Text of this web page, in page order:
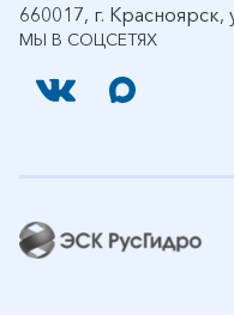
МЫ В СОЦСЕТЯХ
660017, г.